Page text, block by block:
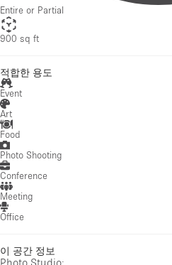
Entire or Partial
900 sq ft
적합한 용도
Event
Art
Food
Photo Shooting
Conference
Meeting
Office
이 공간 정보
Photo Studio: